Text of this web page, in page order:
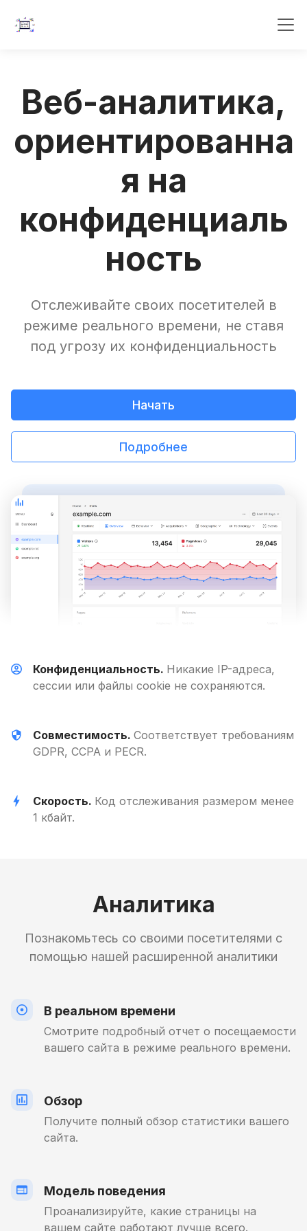
Веб-аналитика,
ориентированна
я на
конфиденциаль
ность
Отслеживайте своих посетителей в
режиме реального времени, не ставя
под угрозу их конфиденциальность
Начать
Подробнее
Конфиденциальность. Никакие IP-адреса,
сессии или файлы cookie не сохраняются.
Совместимость. Соответствует требованиям
GDPR, CCPA и PECR.
Скорость. Код отслеживания размером менее
1 кбайт.
Аналитика
Познакомьтесь со своими посетителями с
помощью нашей расширенной аналитики
В реальном времени
Смотрите подробный отчет о посещаемости
вашего сайта в режиме реального времени.
Обзор
Получите полный обзор статистики вашего
сайта.
Модель поведения
Проанализируйте, какие страницы на
вашем сайте работают лучше всего.